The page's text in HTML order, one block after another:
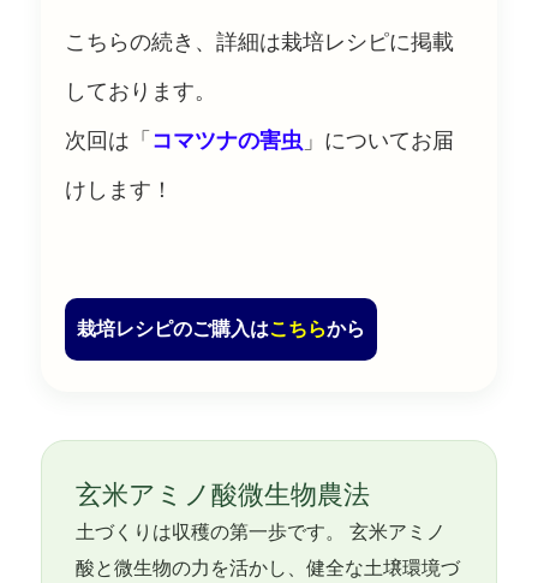
こちらの続き、詳細は栽培レシピに掲載
しております。
次回は「 コマツナの害虫 」についてお届
けします！
栽培レシピのご購入はこちらから
玄米アミノ酸微生物農法
土づくりは収穫の第一歩です。 玄米アミノ
酸と微生物の力を活かし、健全な土壌環境づ